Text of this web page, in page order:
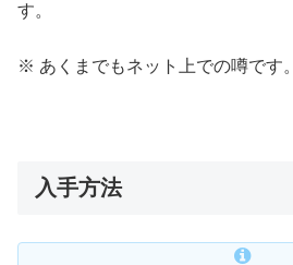
す。
※ あくまでもネット上での噂です。
入手方法